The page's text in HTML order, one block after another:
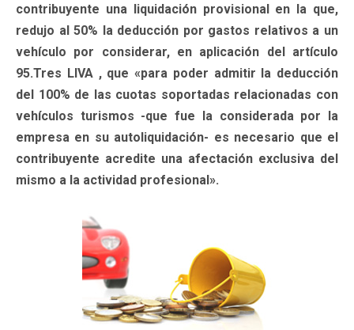
contribuyente una liquidación provisional en la que,
redujo al 50% la deducción por gastos relativos a un
vehículo por considerar, en aplicación del artículo
95.Tres LIVA , que «para poder admitir la deducción
del 100% de las cuotas soportadas relacionadas con
vehículos turismos -que fue la considerada por la
empresa en su autoliquidación- es necesario que el
contribuyente acredite una afectación exclusiva del
mismo a la actividad profesional».